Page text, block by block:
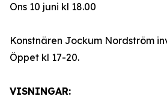
Ons 10 juni kl 18.00
Konstnären Jockum Nordström
Öppet kl 17-20.
VISNINGAR: